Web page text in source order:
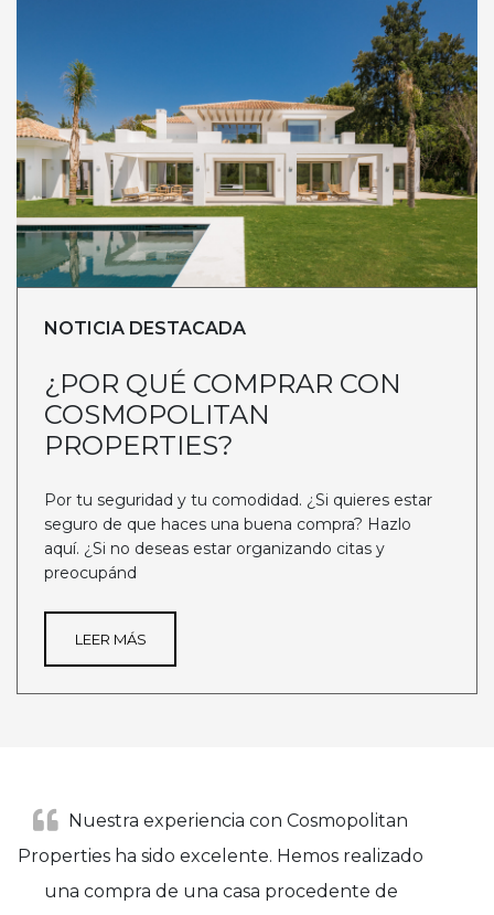
NOTICIA DESTACADA
¿POR QUÉ COMPRAR CON
COSMOPOLITAN
PROPERTIES?
Por tu seguridad y tu comodidad. ¿Si quieres estar
seguro de que haces una buena compra? Hazlo
aquí. ¿Si no deseas estar organizando citas y
preocupánd
LEER MÁS
Nuestra experiencia con Cosmopolitan
Properties ha sido excelente. Hemos realizado
una compra de una casa procedente de